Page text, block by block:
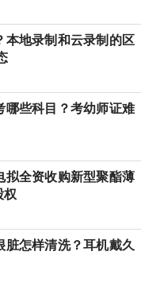
本地录制和云录制的区
哪些科目？考幼师证难
拟全资收购新型聚酯薄
权
脏怎样清洗？耳机戴久